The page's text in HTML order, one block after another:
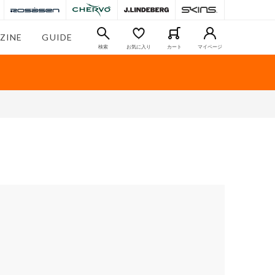
GUIDE
検索 お気に入り カート マイページ